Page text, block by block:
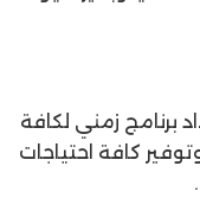
برنامج زمني لكافة
كافة احتياجات